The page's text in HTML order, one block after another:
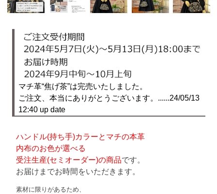
マチ革“焦げ茶”は完売いたしました。
ご注文、本当にありがとうございます。......24/05/13
12:40 up date
ハンドル(持ち手)カラーとマチの本革
内布のお色が選べる
受注生産(セミオーダー)の商品です。
お届けまでお時間をいただきます。
素材に限りがあるため、